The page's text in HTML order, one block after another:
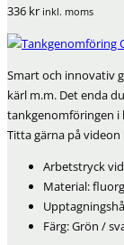
336 kr inkl. moms
Smart och innovativ
kärl m.m. Det enda
tankgenomföringen i
Titta gärna på videon
Arbetstryck vid
Material:
Färg: Grön /